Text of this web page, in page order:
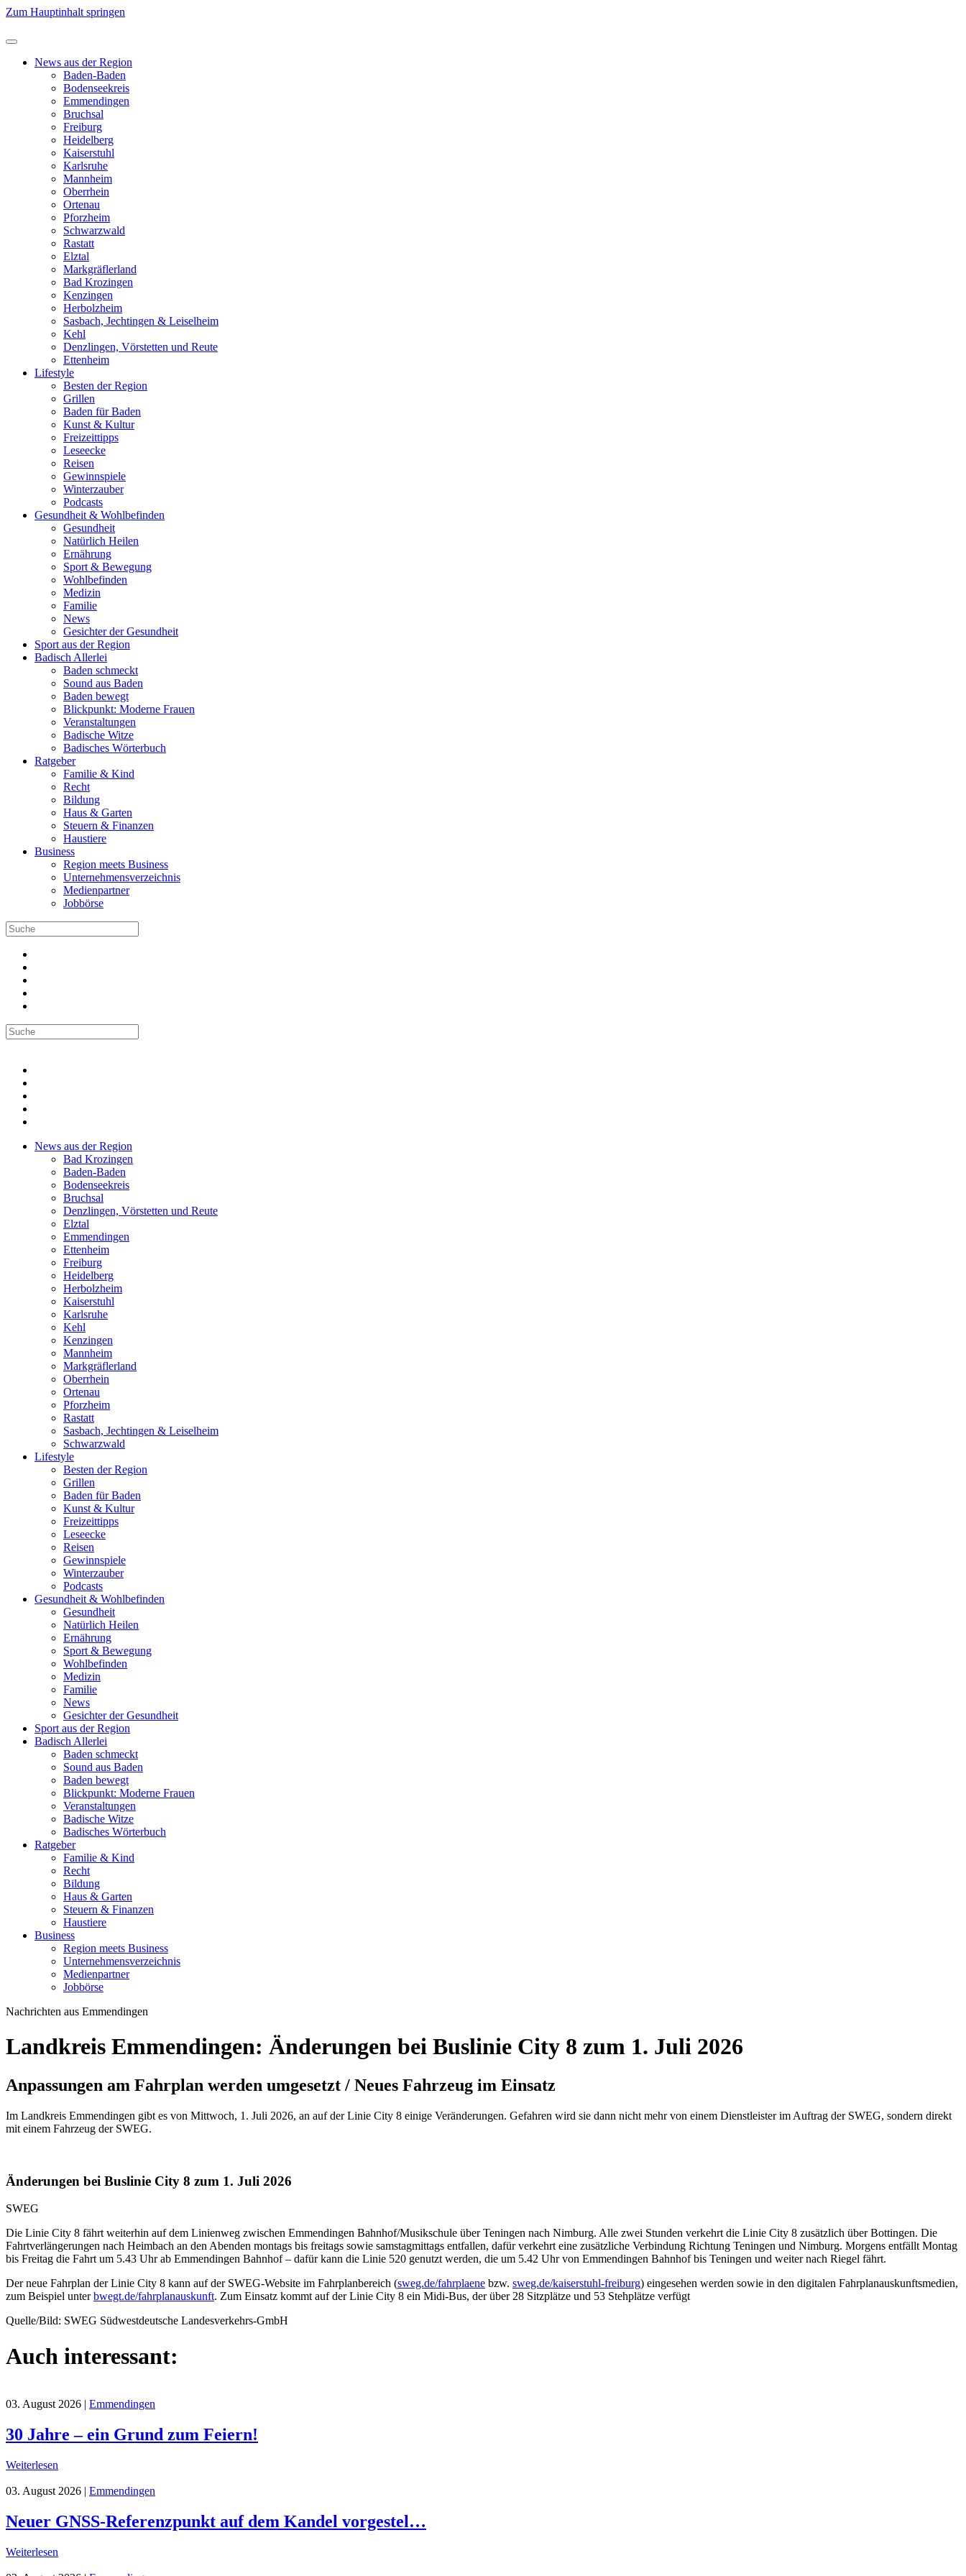
Zum Hauptinhalt springen
News aus der Region
Baden-Baden
Bodenseekreis
Emmendingen
Bruchsal
Freiburg
Heidelberg
Kaiserstuhl
Karlsruhe
Mannheim
Oberrhein
Ortenau
Pforzheim
Schwarzwald
Rastatt
Elztal
Markgräflerland
Bad Krozingen
Kenzingen
Herbolzheim
Sasbach, Jechtingen & Leiselheim
Kehl
Denzlingen, Vörstetten und Reute
Ettenheim
Lifestyle
Besten der Region
Grillen
Baden für Baden
Kunst & Kultur
Freizeittipps
Leseecke
Reisen
Gewinnspiele
Winterzauber
Podcasts
Gesundheit & Wohlbefinden
Gesundheit
Natürlich Heilen
Ernährung
Sport & Bewegung
Wohlbefinden
Medizin
Familie
News
Gesichter der Gesundheit
Sport aus der Region
Badisch Allerlei
Baden schmeckt
Sound aus Baden
Baden bewegt
Blickpunkt: Moderne Frauen
Veranstaltungen
Badische Witze
Badisches Wörterbuch
Ratgeber
Familie & Kind
Recht
Bildung
Haus & Garten
Steuern & Finanzen
Haustiere
Business
Region meets Business
Unternehmensverzeichnis
Medienpartner
Jobbörse
News aus der Region
Bad Krozingen
Baden-Baden
Bodenseekreis
Bruchsal
Denzlingen, Vörstetten und Reute
Elztal
Emmendingen
Ettenheim
Freiburg
Heidelberg
Herbolzheim
Kaiserstuhl
Karlsruhe
Kehl
Kenzingen
Mannheim
Markgräflerland
Oberrhein
Ortenau
Pforzheim
Rastatt
Sasbach, Jechtingen & Leiselheim
Schwarzwald
Lifestyle
Besten der Region
Grillen
Baden für Baden
Kunst & Kultur
Freizeittipps
Leseecke
Reisen
Gewinnspiele
Winterzauber
Podcasts
Gesundheit & Wohlbefinden
Gesundheit
Natürlich Heilen
Ernährung
Sport & Bewegung
Wohlbefinden
Medizin
Familie
News
Gesichter der Gesundheit
Sport aus der Region
Badisch Allerlei
Baden schmeckt
Sound aus Baden
Baden bewegt
Blickpunkt: Moderne Frauen
Veranstaltungen
Badische Witze
Badisches Wörterbuch
Ratgeber
Familie & Kind
Recht
Bildung
Haus & Garten
Steuern & Finanzen
Haustiere
Business
Region meets Business
Unternehmensverzeichnis
Medienpartner
Jobbörse
Nachrichten aus Emmendingen
Landkreis Emmendingen: Änderungen bei Buslinie City 8 zum 1. Juli 2026
Anpassungen am Fahrplan werden umgesetzt / Neues Fahrzeug im Einsatz
Im Landkreis Emmendingen gibt es von Mittwoch, 1. Juli 2026, an auf der Linie City 8 einige Veränderungen. Gefahren wird sie dann nicht mehr von einem Dienstleister im Auftrag der SWEG, sondern direkt
mit einem Fahrzeug der SWEG.
Änderungen bei Buslinie City 8 zum 1. Juli 2026
SWEG
Die Linie City 8 fährt weiterhin auf dem Linienweg zwischen Emmendingen Bahnhof/Musikschule über Teningen nach Nimburg. Alle zwei Stunden verkehrt die Linie City 8 zusätzlich über Bottingen. Die
Fahrtverlängerungen nach Heimbach an den Abenden montags bis freitags sowie samstagmittags entfallen, dafür verkehrt eine zusätzliche Verbindung Richtung Teningen und Nimburg. Morgens entfällt Montag
bis Freitag die Fahrt um 5.43 Uhr ab Emmendingen Bahnhof – dafür kann die Linie 520 genutzt werden, die um 5.42 Uhr von Emmendingen Bahnhof bis Teningen und weiter nach Riegel fährt.
Der neue Fahrplan der Linie City 8 kann auf der SWEG-Website im Fahrplanbereich (sweg.de/fahrplaene bzw. sweg.de/kaiserstuhl-freiburg) eingesehen werden sowie in den digitalen Fahrplanauskunftsmedien,
zum Beispiel unterbwegt.de/fahrplanauskunft. Zum Einsatz kommt auf der Linie City 8 ein Midi-Bus, der über 28 Sitzplätze und 53 Stehplätze verfügt
Quelle/Bild: SWEG Südwestdeutsche Landesverkehrs-GmbH
Auch interessant:
03. August 2026 | Emmendingen
30 Jahre – ein Grund zum Feiern!
Weiterlesen
03. August 2026 | Emmendingen
Neuer GNSS-Referenzpunkt auf dem Kandel vorgestel…
Weiterlesen